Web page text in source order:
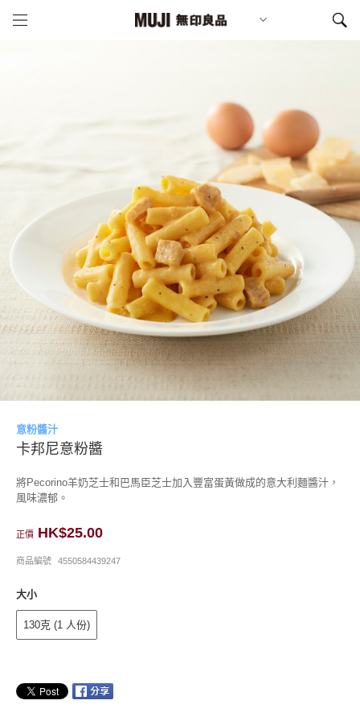
意粉醬汁
卡邦尼意粉醬
將Pecorino羊奶芝士和巴馬臣芝士加入豐富蛋黃做成的意大利麵醬汁，
風味濃郁。
正價 HK$25.00
商品編號 4550584439247
大小
130克 (1 人份)